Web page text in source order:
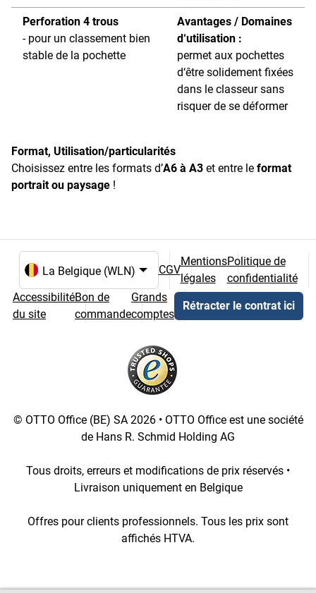
Perforation 4 trous
- pour un classement bien
stable de la pochette
Avantages / Domaines
d‘utilisation :
permet aux pochettes
d‘être solidement fixées
dans le classeur sans
risquer de se déformer
Format, Utilisation/particularités
Choisissez entre les formats d’A6 à A3 et entre le format
portrait ou paysage !
Choix de la langue et du pays
CGV
Mentions
légales
Politique de
confidentialité
Accessibilité
du site
Bon de
commande
Grands
comptes
Rétracter le contrat ici
© OTTO Office (BE) SA 2026 • OTTO Office est une société
de Hans R. Schmid Holding AG
Tous droits, erreurs et modifications de prix réservés •
Livraison uniquement en Belgique
Offres pour clients professionnels. Tous les prix sont
affichés HTVA.
[4::w::58::::A11754C777]